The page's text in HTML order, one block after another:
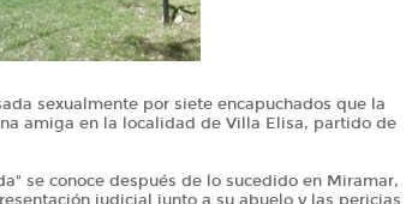
sexualmente por siete encapuchados que la
amiga en la localidad de Villa Elisa, partido de
se conoce después de lo sucedido en Miramar,